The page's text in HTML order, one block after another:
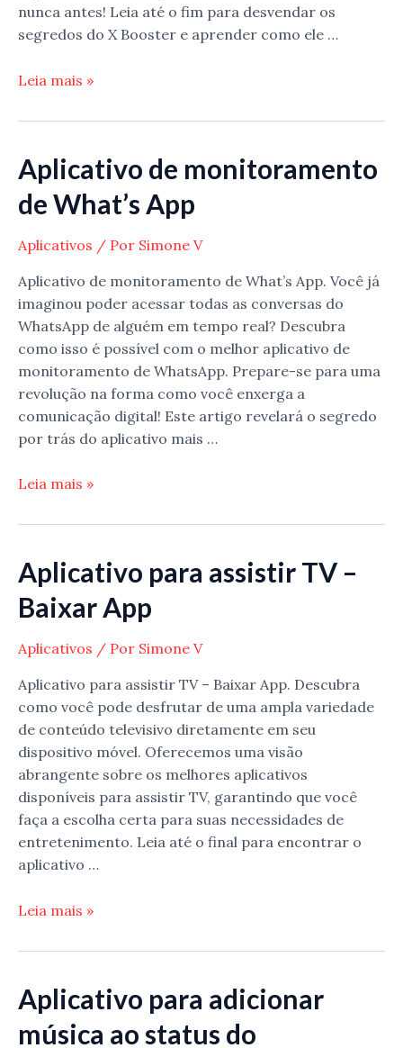
nunca antes! Leia até o fim para desvendar os
segredos do X Booster e aprender como ele …
App
deixar
volume
do
telefone
muito
mais
alto
Leia mais »
Aplicativo de monitoramento
de What’s App
Aplicativos / Por Simone V
Aplicativo de monitoramento de What’s App. Você já
imaginou poder acessar todas as conversas do
WhatsApp de alguém em tempo real? Descubra
como isso é possível com o melhor aplicativo de
monitoramento de WhatsApp. Prepare-se para uma
revolução na forma como você enxerga a
comunicação digital! Este artigo revelará o segredo
por trás do aplicativo mais …
Aplicativo
monitoramento
What’s
App
Leia mais »
Aplicativo para assistir TV –
Baixar App
Aplicativos / Por Simone V
Aplicativo para assistir TV – Baixar App. Descubra
como você pode desfrutar de uma ampla variedade
de conteúdo televisivo diretamente em seu
dispositivo móvel. Oferecemos uma visão
abrangente sobre os melhores aplicativos
disponíveis para assistir TV, garantindo que você
faça a escolha certa para suas necessidades de
entretenimento. Leia até o final para encontrar o
aplicativo …
Aplicativo
assistir
–
Baixar
App
Leia mais »
Aplicativo para adicionar
música ao status do